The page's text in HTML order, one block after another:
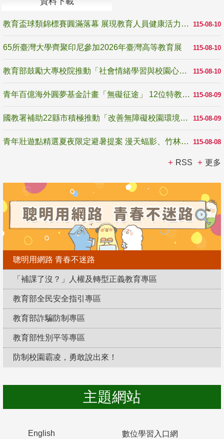
115-08-10
教育盃球類錦標賽圓滿落幕 展現教育人員健康活力與團隊精神
115-08-10
65所臺灣大學齊聚印尼參加2026年臺灣高等教育展
115-08-10
教育部鼓勵大專校院推動「社會情緒學習與校園心理健康促進計畫」 培育校園「心」韌性
115-08-09
青年百億海外圓夢基金計畫「無礙征途」 12位特教與弱勢青年勇闖西班牙 跨越感官限制見證生命蛻變
115-08-09
國教署補助22縣市積極推動「改善無障礙校園環境計畫」 打造友善、安全、無礙學習空間
115-08-08
青年壯遊點精選夏夜限定避暑提案 漫天蝠影、竹林尋蛙、茶香夜觀 邀青年暮色出發
RSS 更多
聰明用網路 青春不迷路
「補課了沒？」人權及轉型正義教育專區
教育部全民安全指引專區
教育部詐騙防制專區
教育部性別平等專區
防制校園霸凌，勇敢說出來！
主題網站
English 數位學習入口網